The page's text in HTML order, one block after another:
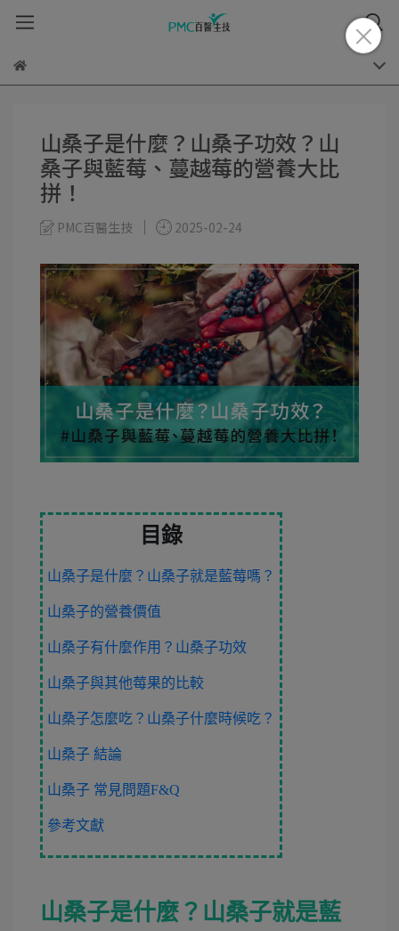
山桑子是什麼？山桑子功效？山
桑子與藍莓、蔓越莓的營養大比
拼！
PMC百醫生技 2025-02-24
目錄
山桑子是什麼？山桑子就是藍莓嗎？
山桑子的營養價值
山桑子有什麼作用？山桑子功效
山桑子與其他莓果的比較
山桑子怎麼吃？山桑子什麼時候吃？
山桑子 結論
山桑子 常見問題F&Q
參考文獻
山桑子是什麼？山桑子就是藍